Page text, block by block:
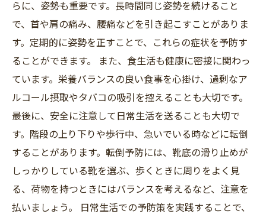
らに、姿勢も重要です。長時間同じ姿勢を続けること
で、首や肩の痛み、腰痛などを引き起こすことがありま
す。定期的に姿勢を正すことで、これらの症状を予防す
ることができます。 また、食生活も健康に密接に関わっ
ています。栄養バランスの良い食事を心掛け、過剰なア
ルコール摂取やタバコの吸引を控えることも大切です。
最後に、安全に注意して日常生活を送ることも大切で
す。階段の上り下りや歩行中、急いでいる時などに転倒
することがあります。転倒予防には、靴底の滑り止めが
しっかりしている靴を選ぶ、歩くときに周りをよく見
る、荷物を持つときにはバランスを考えるなど、注意を
払いましょう。 日常生活での予防策を実践することで、